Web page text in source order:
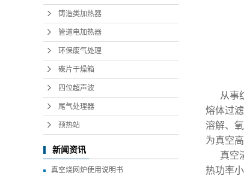
铸造类加热器
管道电加热器
环保废气处理
碟片干燥箱
四位超声波
尾气处理器
预热站
新闻资讯
真空烧网炉使用说明书
从事
熔体过
溶解、
为真空
真空
热功率